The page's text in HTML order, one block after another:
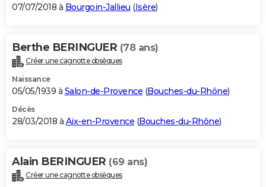
07/07/2018 à Bourgoin-Jallieu (Isère)
Berthe BERINGUER (78 ans)
Créer une cagnotte obsèques
Naissance
05/05/1939 à Salon-de-Provence (Bouches-du-Rhône)
Décès
28/03/2018 à Aix-en-Provence (Bouches-du-Rhône)
Alain BERINGUER (69 ans)
Créer une cagnotte obsèques